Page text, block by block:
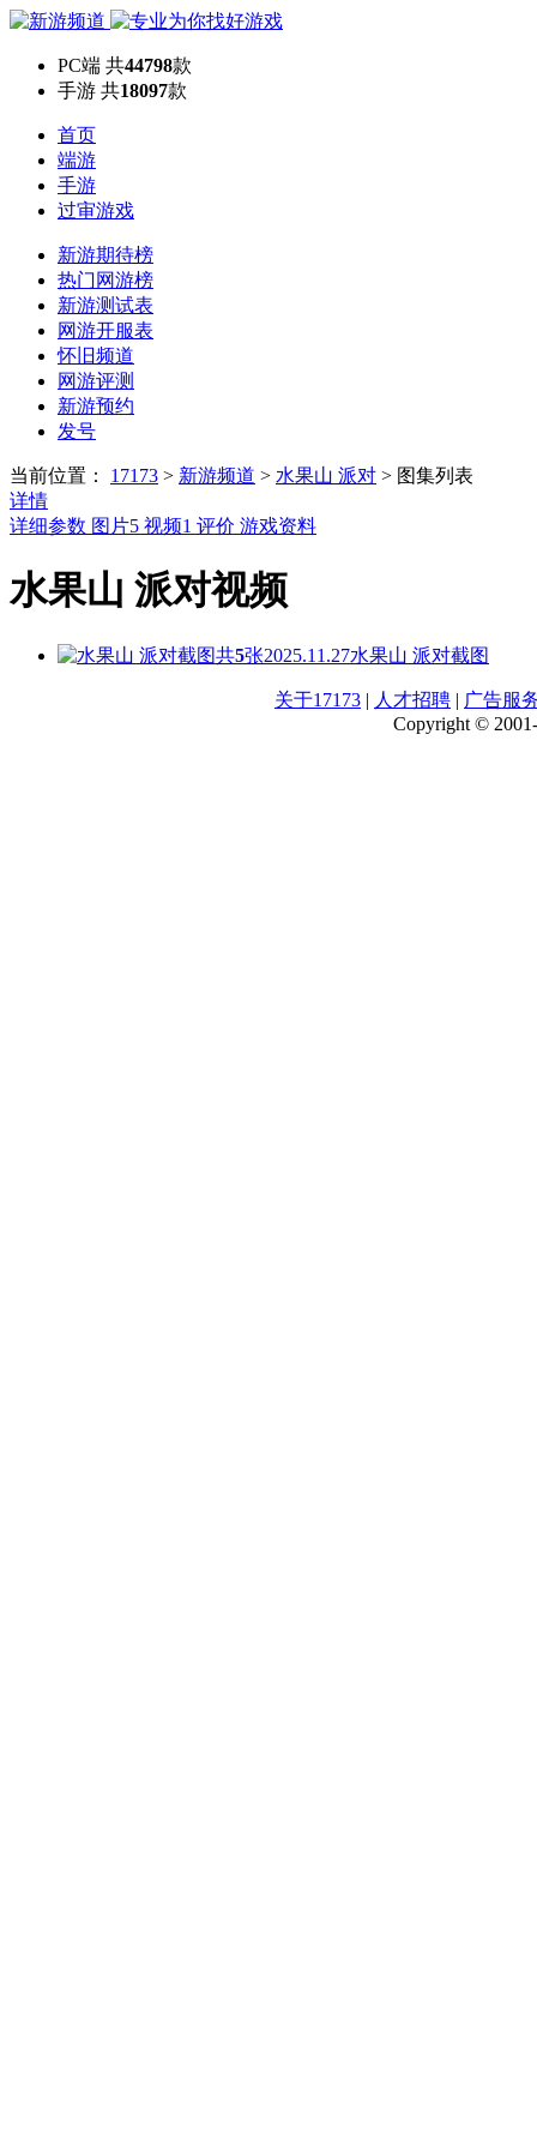
PC端 共44798款
手游 共18097款
首页
端游
手游
过审游戏
新游期待榜
热门网游榜
新游测试表
网游开服表
怀旧频道
网游评测
新游预约
发号
当前位置： 17173 > 新游频道 > 水果山 派对 > 图集列表
详情
详细参数 图片5 视频1 评价 游戏资料
水果山 派对视频
共5张2025.11.27水果山 派对截图
关于17173 | 人才招聘 | 广告服
Copyright ©